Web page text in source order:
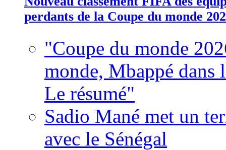
perdants de la Coupe du monde
"Coupe du monde
monde, Mbappé dans
Le résumé"
Sadio Mané met un
avec le Sénégal